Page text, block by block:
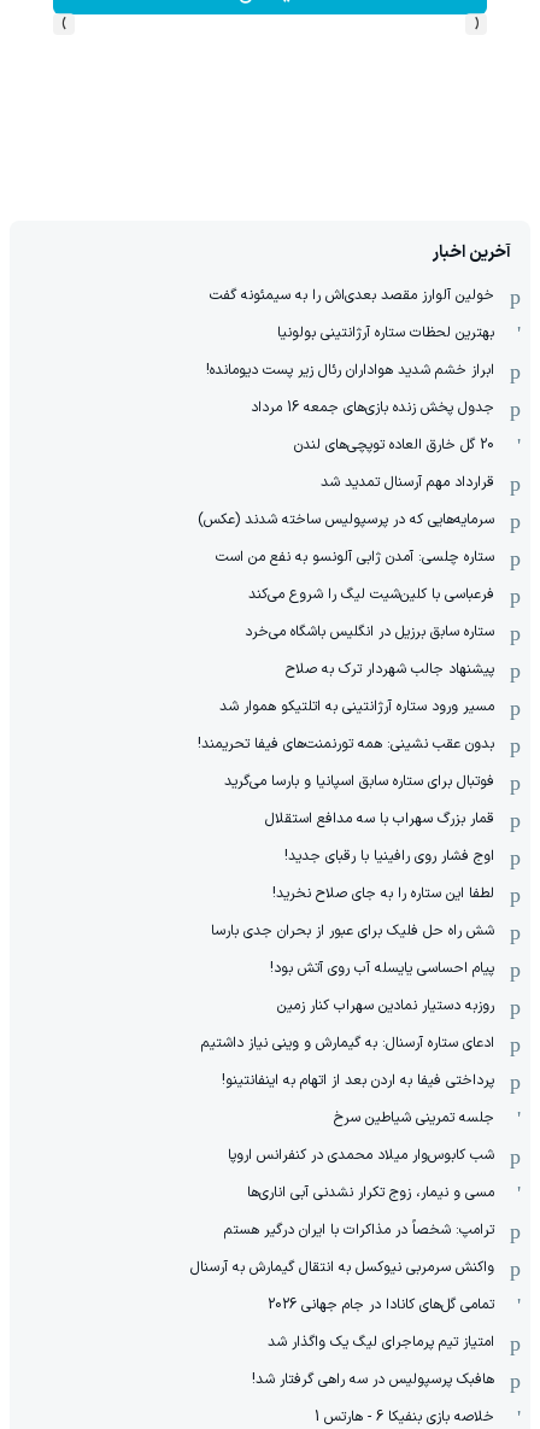
‹
›
آخرین اخبار
خولین آلوارز مقصد بعدی‌اش را به سیمئونه گفت
بهترین لحظات ستاره آرژانتینی بولونیا
ابراز خشم شدید هواداران رئال زیر پست دیومانده!
جدول پخش زنده بازی‌های جمعه 16 مرداد
20 گل خارق العاده توپچی‌های لندن
قرارداد مهم آرسنال تمدید شد
سرمایه‌هایی که در پرسپولیس ساخته شدند (عکس)
ستاره چلسی: آمدن ژابی آلونسو به نفع من است
فرعباسی با کلین‌شیت لیگ را شروع می‌کند
ستاره سابق برزیل در انگلیس باشگاه می‌خرد
پیشنهاد جالب شهردار ترک به صلاح
مسیر ورود ستاره آرژانتینی به اتلتیکو هموار شد
بدون عقب نشینی: همه تورنمنت‌های فیفا تحریمند!
فوتبال برای ستاره سابق اسپانیا و بارسا می‌گرید
قمار بزرگ سهراب با سه مدافع استقلال
اوج فشار روی رافینیا با رقبای جدید!
لطفا این ستاره را به جای صلاح نخرید!
شش راه حل فلیک برای عبور از بحران جدی بارسا
پیام احساسی یایسله آب روی آتش بود!
روزبه دستیار نمادین سهراب کنار زمین
ادعای ستاره آرسنال: به گیمارش و وینی نیاز داشتیم
پرداختی فیفا به اردن بعد از اتهام به اینفانتینو!
جلسه تمرینی شیاطین سرخ
شب کابوس‌وار میلاد محمدی در کنفرانس اروپا
مسی و نیمار، زوج تکرار نشدنی آبی اناری‌ها
ترامپ: شخصاً در مذاکرات با ایران درگیر هستم
واکنش سرمربی نیوکسل به انتقال گیمارش به آرسنال
تمامی گل‌های کانادا در جام جهانی 2026
امتیاز تیم پرماجرای لیگ یک واگذار شد
هافبک پرسپولیس در سه راهی گرفتار شد!
خلاصه بازی بنفیکا 6 - هارتس 1